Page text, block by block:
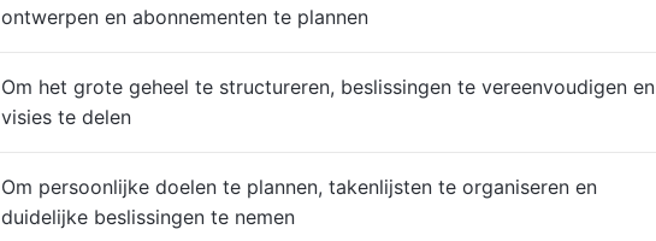
ontwerpen en abonnementen te plannen
Om het grote geheel te structureren, beslissingen te vereenvoudigen en
visies te delen
Om persoonlijke doelen te plannen, takenlijsten te organiseren en
duidelijke beslissingen te nemen